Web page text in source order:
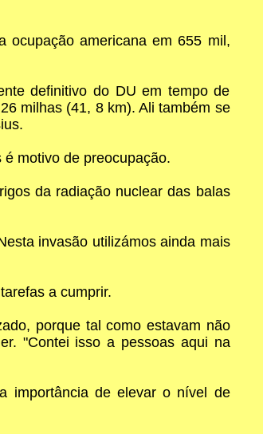
ocupação americana em 655 mil,
definitivo do DU em tempo de
milhas (41, 8 km). Ali também se
motivo de preocupação.
da radiação nuclear das balas
invasão utilizámos ainda mais
a cumprir.
porque tal como estavam não
"Contei isso a pessoas aqui na
importância de elevar o nível de